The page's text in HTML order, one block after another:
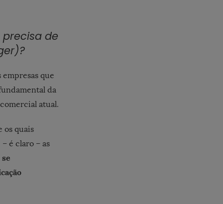
de
empresas que
da
atual.
os quais
é claro – as